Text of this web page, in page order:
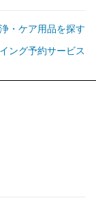
・ケア用品を探す
ング予約サービス